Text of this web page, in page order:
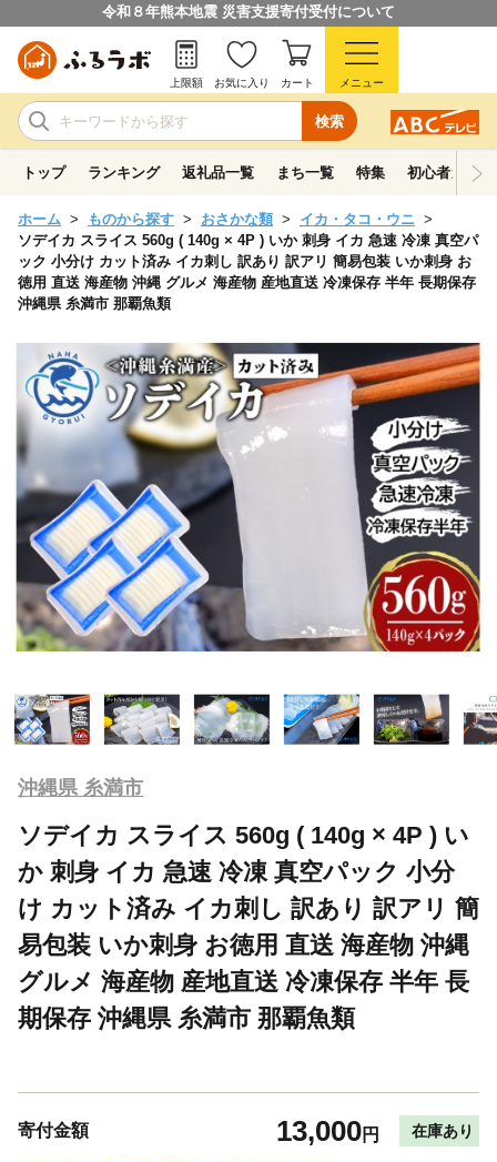
令和８年熊本地震 災害支援寄付受付について
検索
上限額 お気に入り カート メニュー
トップ ランキング 返礼品一覧 まち一覧 特集 初心者ガイド
ホーム ものから探す おさかな類
イカ・タコ・ウニ
ソデイカ スライス 560g ( 140g × 4P ) いか 刺身 イカ 急速 冷凍 真空パ
ック 小分け カット済み イカ刺し 訳あり 訳アリ 簡易包装 いか刺身 お
徳用 直送 海産物 沖縄 グルメ 海産物 産地直送 冷凍保存 半年 長期保存
沖縄県 糸満市 那覇魚類
沖縄県 糸満市
ソデイカ スライス 560g ( 140g × 4P ) い
か 刺身 イカ 急速 冷凍 真空パック 小分
け カット済み イカ刺し 訳あり 訳アリ 簡
易包装 いか刺身 お徳用 直送 海産物 沖縄
グルメ 海産物 産地直送 冷凍保存 半年 長
期保存 沖縄県 糸満市 那覇魚類
寄付金額 13,000円 在庫あり